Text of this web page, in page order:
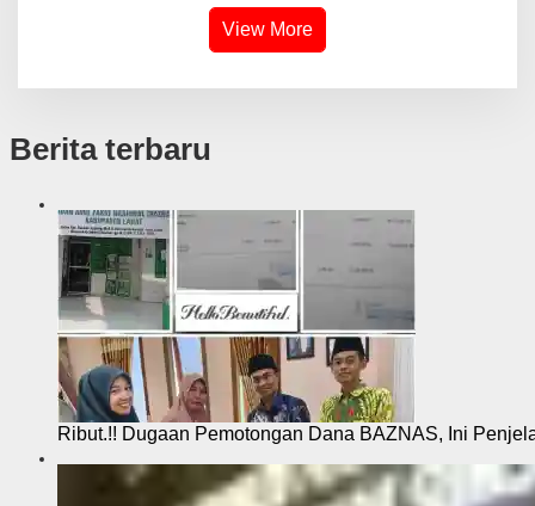
View More
Berita terbaru
Ribut.!! Dugaan Pemotongan Dana BAZNAS, Ini